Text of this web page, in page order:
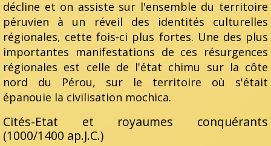
décline et on assiste sur l'ensemble du territoire
péruvien à un réveil des identités culturelles
régionales, cette fois-ci plus fortes. Une des plus
importantes manifestations de ces résurgences
régionales est celle de l'état chimu sur la côte
nord du Pérou, sur le territoire où s'était
épanouie la civilisation mochica.
Cités-Etat et royaumes conquérants
(1000/1400 ap.J.C.)